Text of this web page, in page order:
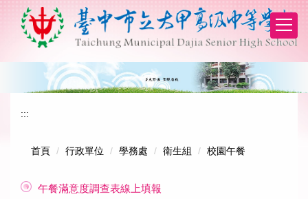
:::
首頁 行政單位 學務處 衛生組 校園午餐
午餐滿意度調查表線上填報